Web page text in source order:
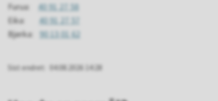
Furua: 40 91 27 58
Eika: 40 91 27 57
Bjørka: 90 13 01 62
Sist endret 04.08.2026 14:28